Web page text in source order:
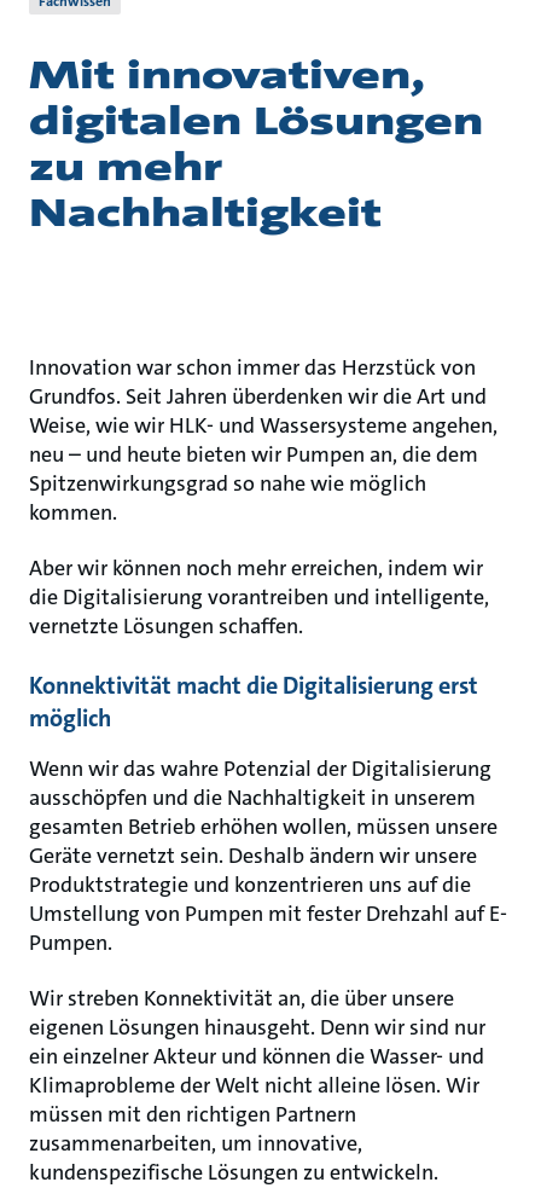
Mit innovativen,
digitalen Lösungen
zu mehr
Nachhaltigkeit
Innovation war schon immer das Herzstück von
Grundfos. Seit Jahren überdenken wir die Art und
Weise, wie wir HLK- und Wassersysteme angehen,
neu – und heute bieten wir Pumpen an, die dem
Spitzenwirkungsgrad so nahe wie möglich
kommen.
Aber wir können noch mehr erreichen, indem wir
die Digitalisierung vorantreiben und intelligente,
vernetzte Lösungen schaffen.
Konnektivität macht die Digitalisierung erst
möglich
Wenn wir das wahre Potenzial der Digitalisierung
ausschöpfen und die Nachhaltigkeit in unserem
gesamten Betrieb erhöhen wollen, müssen unsere
Geräte vernetzt sein. Deshalb ändern wir unsere
Produktstrategie und konzentrieren uns auf die
Umstellung von Pumpen mit fester Drehzahl auf E-
Pumpen.
Wir streben Konnektivität an, die über unsere
eigenen Lösungen hinausgeht. Denn wir sind nur
ein einzelner Akteur und können die Wasser- und
Klimaprobleme der Welt nicht alleine lösen. Wir
müssen mit den richtigen Partnern
zusammenarbeiten, um innovative,
kundenspezifische Lösungen zu entwickeln.